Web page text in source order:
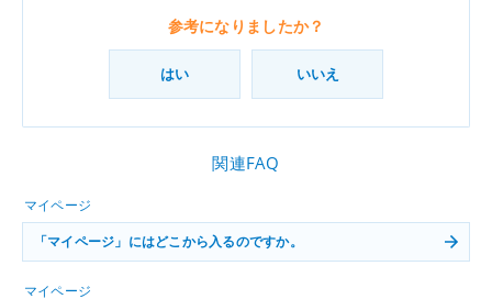
参考になりましたか？
はい いいえ
関連FAQ
マイページ
「マイページ」にはどこから入るのですか。
マイページ